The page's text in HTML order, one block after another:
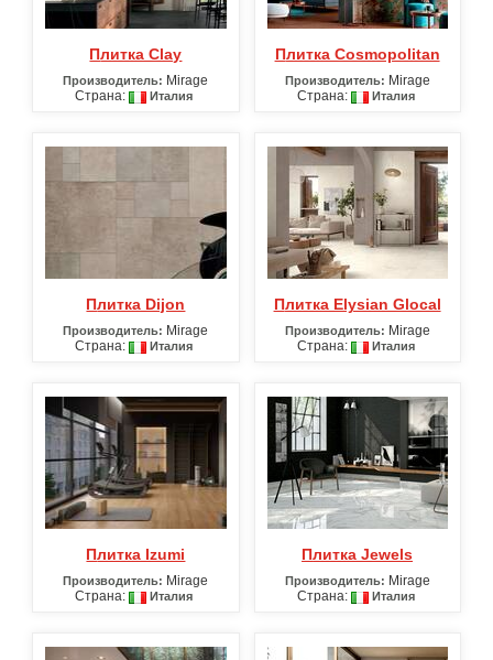
Плитка Clay
Производитель: Mirage
Страна:
Италия
Плитка Cosmopolitan
Производитель: Mirage
Страна:
Италия
Плитка Dijon
Производитель: Mirage
Страна:
Италия
Плитка Elysian Glocal
Производитель: Mirage
Страна:
Италия
Плитка Izumi
Производитель: Mirage
Страна:
Италия
Плитка Jewels
Производитель: Mirage
Страна:
Италия